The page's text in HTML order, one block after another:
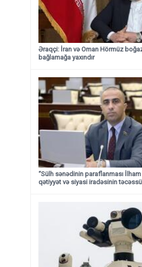
Əraqçi: İran və Oman Hörmüz
bağlamağa yaxındır
“Sülh sənədinin paraflanması
qətiyyət və siyasi iradəsinin